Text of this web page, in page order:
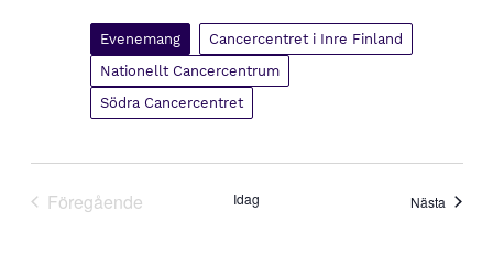
Evenemang
Cancercentret i Inre Finland
Nationellt Cancercentrum
Södra Cancercentret
Föregående
Idag Nästa